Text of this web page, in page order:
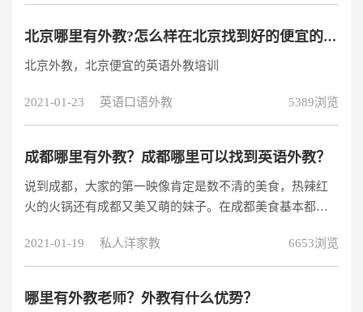
以和外国友人交流的语言，那么今天我就给大家说说我都
有用。
北京哪里有外教?怎么样在北京找到好的便宜的英语外教？
北京外教，北京便宜的英语外教培训
2021-01-23 英语口语外教 5389浏览
成都哪里有外教？成都哪里可以找到英语外教？
说到成都，大家的第一映像肯定是数不清的美食，热辣红
火的火锅还有成都又美又萌的妹子。在成都美食基本都不
的人，如果想要学习英语，那就变成了一个难题了。为什
么呢？虽然成都在国内也算是大城市，但是似乎高品质的
要在成都学习到纯正地道的英语，提高英语听说读写全面
2021-01-19 私人洋家教 6653浏览
哪里有外教老师？外教有什么优势？